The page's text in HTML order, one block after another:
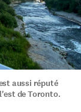
aussi réputé
de Toronto.